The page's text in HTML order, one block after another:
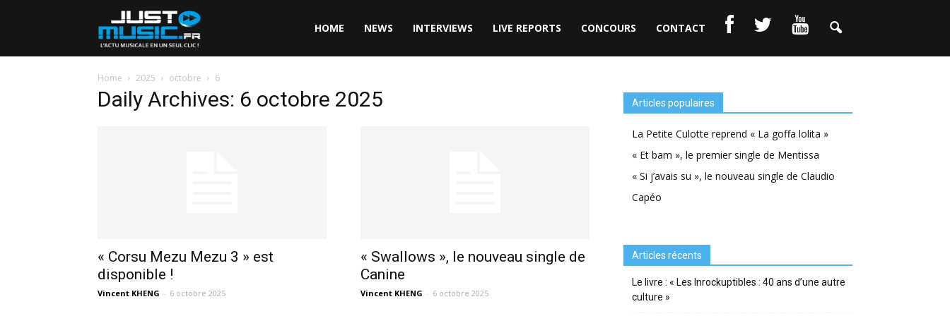
HOME NEWS INTERVIEWS LIVE REPORTS CONCOURS CONTACT
Home 2025 octobre 6
Daily Archives: 6 octobre 2025
« Corsu Mezu Mezu 3 » est
disponible !
Vincent KHENG - 6 octobre 2025
« Swallows », le nouveau single de
Canine
Vincent KHENG - 6 octobre 2025
Articles populaires
La Petite Culotte reprend « La goffa lolita »
« Et bam », le premier single de Mentissa
« Si j’avais su », le nouveau single de Claudio
Capéo
Articles récents
Le livre : « Les Inrockuptibles : 40 ans d’une autre
culture »